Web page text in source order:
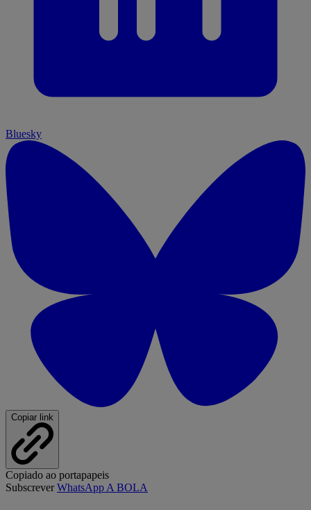
Bluesky
Copiar link
Copiado ao portapapeis
SubscreverWhatsApp A BOLA